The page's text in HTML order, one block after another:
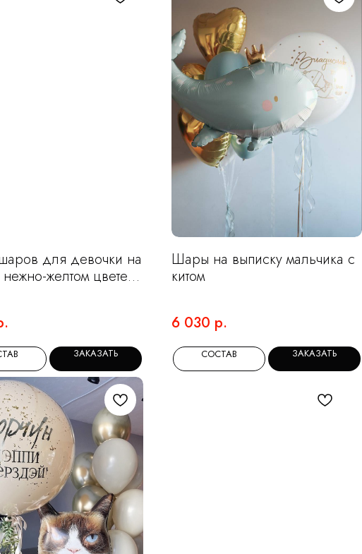
для девочки на
желтом цвете и
ЗАКАЗАТЬ
Шары на выписку мальчика с
китом
6 030 р.
СОСТАВ ЗАКАЗАТЬ